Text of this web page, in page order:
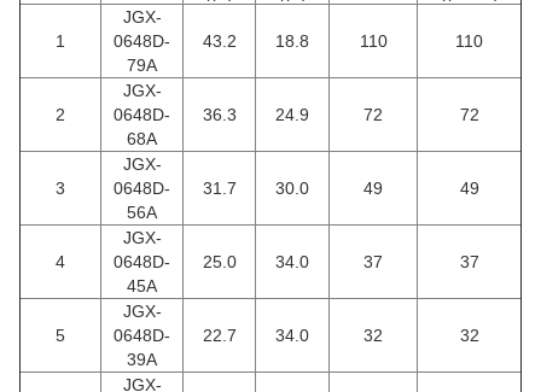
1
JGX-
0648D-
79A
43.2 18.8 110 110
2
JGX-
0648D-
68A
36.3 24.9 72 72
3
JGX-
0648D-
56A
31.7 30.0 49 49
4
JGX-
0648D-
45A
25.0 34.0 37 37
5
JGX-
0648D-
39Α
22.7 34.0 32 32
JGX-